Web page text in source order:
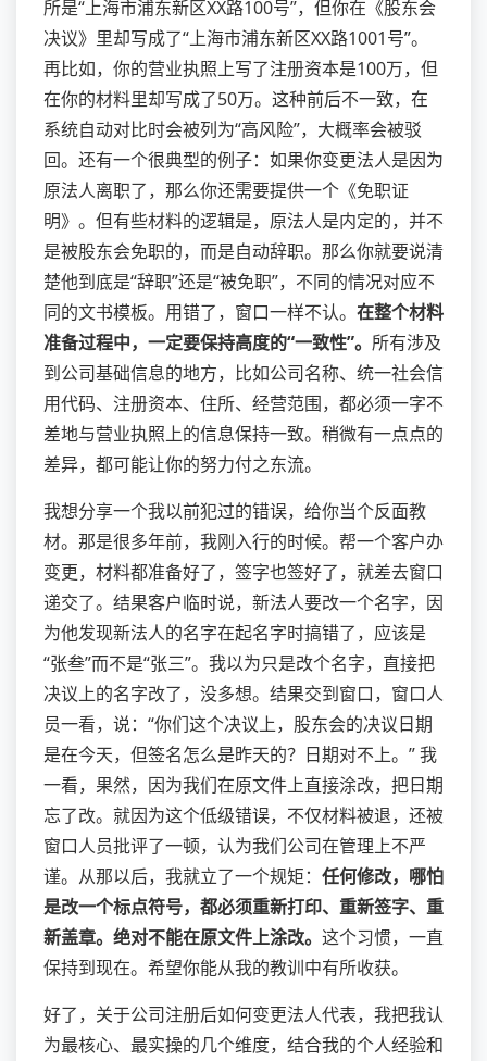
所是“上海市浦东新区XX路100号”，但你在《股东会
决议》里却写成了“上海市浦东新区XX路1001号”。
再比如，你的营业执照上写了注册资本是100万，但
在你的材料里却写成了50万。这种前后不一致，在
系统自动对比时会被列为“高风险”，大概率会被驳
回。还有一个很典型的例子：如果你变更法人是因为
原法人离职了，那么你还需要提供一个《免职证
明》。但有些材料的逻辑是，原法人是内定的，并不
是被股东会免职的，而是自动辞职。那么你就要说清
楚他到底是“辞职”还是“被免职”，不同的情况对应不
同的文书模板。用错了，窗口一样不认。 在整个材料
准备过程中，一定要保持高度的“一致性”。 所有涉及
到公司基础信息的地方，比如公司名称、统一社会信
用代码、注册资本、住所、经营范围，都必须一字不
差地与营业执照上的信息保持一致。稍微有一点点的
差异，都可能让你的努力付之东流。
我想分享一个我以前犯过的错误，给你当个反面教
材。那是很多年前，我刚入行的时候。帮一个客户办
变更，材料都准备好了，签字也签好了，就差去窗口
递交了。结果客户临时说，新法人要改一个名字，因
为他发现新法人的名字在起名字时搞错了，应该是
“张叁”而不是“张三”。我以为只是改个名字，直接把
决议上的名字改了，没多想。结果交到窗口，窗口人
员一看，说：“你们这个决议上，股东会的决议日期
是在今天，但签名怎么是昨天的？日期对不上。” 我
一看，果然，因为我们在原文件上直接涂改，把日期
忘了改。就因为这个低级错误，不仅材料被退，还被
窗口人员批评了一顿，认为我们公司在管理上不严
谨。从那以后，我就立了一个规矩： 任何修改，哪怕
是改一个标点符号，都必须重新打印、重新签字、重
新盖章。绝对不能在原文件上涂改。 这个习惯，一直
保持到现在。希望你能从我的教训中有所收获。
好了，关于公司注册后如何变更法人代表，我把我认
为最核心、最实操的几个维度，结合我的个人经验和